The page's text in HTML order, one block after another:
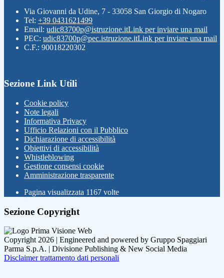
Via Giovanni da Udine, 7 - 33058 San Giorgio di Nogaro
Tel: +39 0431621499
Email: udic83700p@istruzione.itLink per inviare una mail
PEC: udic83700p@pec.istruzione.itLink per inviare una mail
C.F.: 90018220302
Sezione Link Utili
Cookie policy
Note legali
Informativa Privacy
Ufficio Relazioni con il Pubblico
Dichiarazione di accessibilità
Obiettivi di accessibilità
Whistleblowing
Gestione consensi cookie
Amministrazione trasparente
Pagina visualizzata 1167 volte
Sezione Copyright
Copyright 2026 | Engineered and powered by Gruppo Spaggiari
Parma S.p.A. | Divisione Publishing & New Social Media
Disclaimer trattamento dati personali